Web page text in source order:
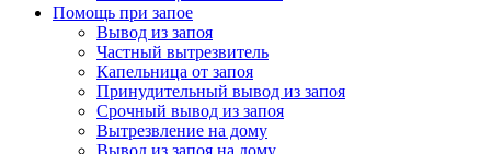
Помощь при запое
Вывод из запоя
Частный вытрезвитель
Капельница от запоя
Принудительный вывод из запоя
Срочный вывод из запоя
Вытрезвление на дому
Вывод из запоя на дому